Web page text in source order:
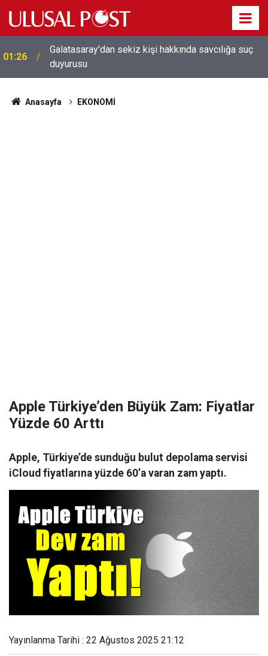
01:26
Galatasaray'dan sekiz kişi hakkında savcılığa suç
duyurusu
Anasayfa EKONOMİ
Apple Türkiye’den Büyük Zam: Fiyatlar
Yüzde 60 Arttı
Apple, Türkiye’de sunduğu bulut depolama servisi
iCloud fiyatlarına yüzde 60’a varan zam yaptı.
Yayınlanma Tarihi : 22 Ağustos 2025 21:12